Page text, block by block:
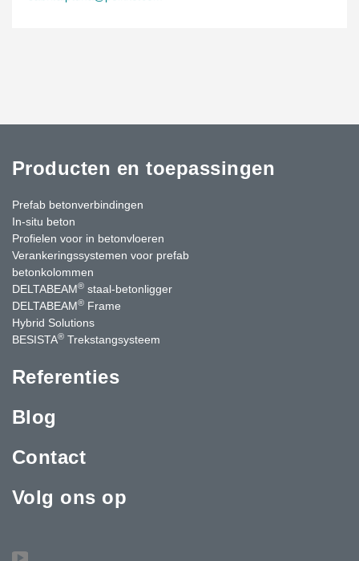
Producten en toepassingen
Prefab betonverbindingen
In-situ beton
Profielen voor in betonvloeren
Verankeringssystemen voor prefab
betonkolommen
DELTABEAM® staal-betonligger
DELTABEAM® Frame
Hybrid Solutions
BESISTA® Trekstangsysteem
Referenties
Blog
Contact
Volg ons op